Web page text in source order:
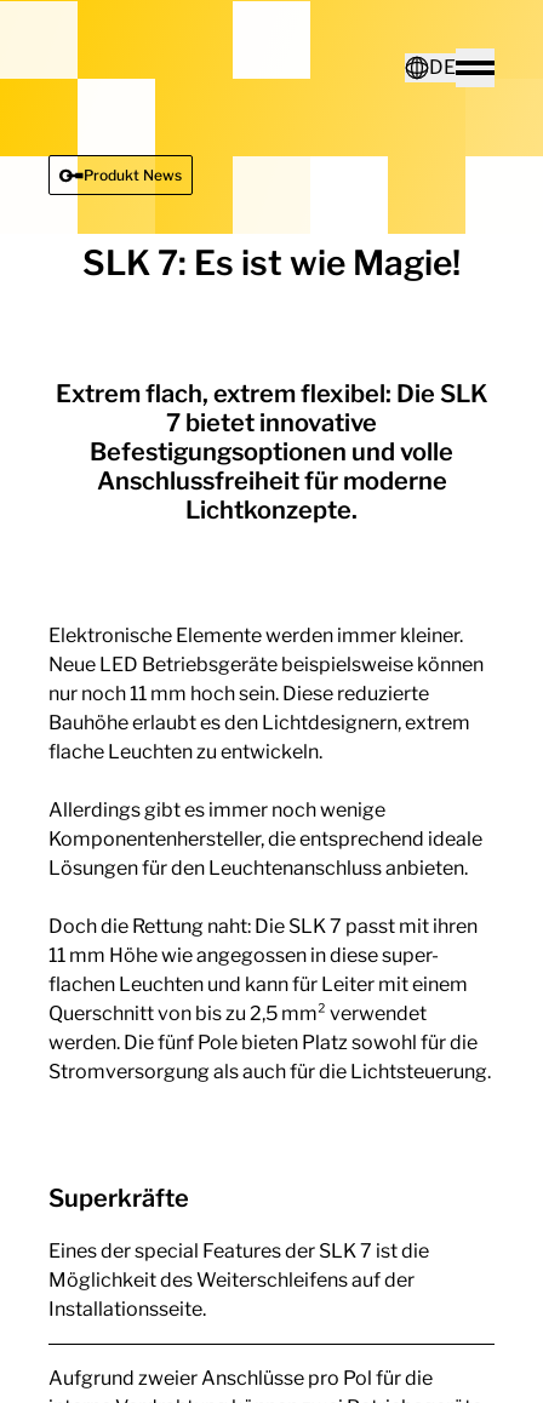
DE
Toggle
Deutsch
English
Produkt News
SLK 7: Es ist wie Magie!
Extrem flach, extrem flexibel: Die SLK
7 bietet innovative
Befestigungsoptionen und volle
Anschlussfreiheit für moderne
Lichtkonzepte.
Elektronische Elemente werden immer kleiner.
Neue LED Betriebsgeräte beispielsweise können
nur noch 11 mm hoch sein. Diese reduzierte
Bauhöhe erlaubt es den Lichtdesignern, extrem
flache Leuchten zu entwickeln.
Allerdings gibt es immer noch wenige
Komponentenhersteller, die entsprechend ideale
Lösungen für den Leuchtenanschluss anbieten.
Doch die Rettung naht: Die SLK 7 passt mit ihren
11 mm Höhe wie angegossen in diese super-
flachen Leuchten und kann für Leiter mit einem
Querschnitt von bis zu 2,5 mm² verwendet
werden. Die fünf Pole bieten Platz sowohl für die
Stromversorgung als auch für die Lichtsteuerung.
Superkräfte
Eines der special Features der SLK 7 ist die
Möglichkeit des Weiterschleifens auf der
Installationsseite.
Aufgrund zweier Anschlüsse pro Pol für die